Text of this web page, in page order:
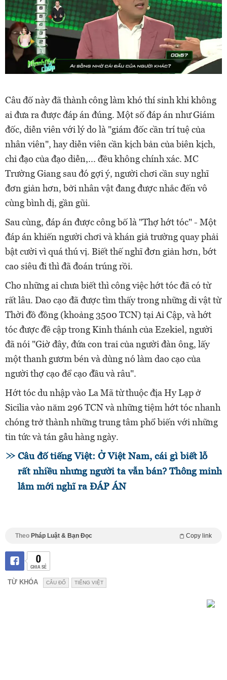
Câu đố này đã thành công làm khó thí sinh khi không
ai đưa ra được đáp án đúng. Một số đáp án như Giám
đốc, diễn viên với lý do là "giám đốc cần trí tuệ của
nhân viên", hay diễn viên cần kịch bản của biên kịch,
chỉ đạo của đạo diễn,... đều không chính xác. MC
Trường Giang sau đó gợi ý, người chơi cần suy nghĩ
đơn giản hơn, bởi nhân vật đang được nhắc đến vô
cùng bình dị, gần gũi.
Sau cùng, đáp án được công bố là "Thợ hớt tóc" - Một
đáp án khiến người chơi và khán giả trường quay phải
bật cười vì quá thú vị. Biết thế nghĩ đơn giản hơn, bớt
cao siêu đi thì đã đoán trúng rồi.
Cho những ai chưa biết thì công việc hớt tóc đã có từ
rất lâu. Dao cạo đã được tìm thấy trong những di vật từ
Thời đồ đồng (khoảng 3500 TCN) tại Ai Cập, và hớt
tóc được đề cập trong Kinh thánh của Ezekiel, người
đã nói "Giờ đây, đứa con trai của người đàn ông, lấy
một thanh gươm bén và dùng nó làm dao cạo của
người thợ cạo để cạo đầu và râu".
Hớt tóc du nhập vào La Mã từ thuộc địa Hy Lạp ở
Sicilia vào năm 296 TCN và những tiệm hớt tóc nhanh
chóng trở thành những trung tâm phổ biến với những
tin tức và tán gẫu hàng ngày.
Câu đố tiếng Việt: Ở Việt Nam, cái gì biết lỗ
rất nhiều nhưng người ta vẫn bán? Thông minh
lắm mới nghĩ ra ĐÁP ÁN
Theo Pháp Luật & Bạn Đọc Copy link
0
CHIA SẺ
TỪ KHÓA CÂU ĐỐ TIẾNG VIỆT